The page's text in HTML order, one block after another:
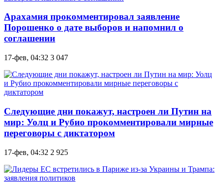
Арахамия прокомментировал заявление
Порошенко о дате выборов и напомнил о
соглашении
17-фев, 04:32 3 047
Следующие дни покажут, настроен ли Путин на
мир: Уолц и Рубио прокомментировали мирные
переговоры с диктатором
17-фев, 04:32 2 925